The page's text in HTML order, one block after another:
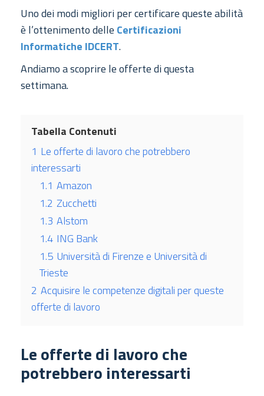
Uno dei modi migliori per certificare queste abilità
è l’ottenimento delle Certificazioni
Informatiche IDCERT.
Andiamo a scoprire le offerte di questa
settimana.
Tabella Contenuti
1 Le offerte di lavoro che potrebbero
interessarti
1.1 Amazon
1.2 Zucchetti
1.3 Alstom
1.4 ING Bank
1.5 Università di Firenze e Università di
Trieste
2 Acquisire le competenze digitali per queste
offerte di lavoro
Le offerte di lavoro che
potrebbero interessarti